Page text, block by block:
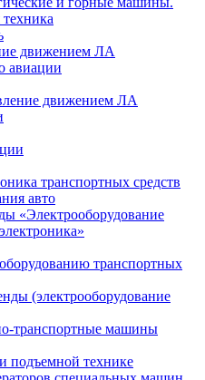
движением ЛА
авиации
движением ЛА
транспортных средств
авто
«Электрооборудование
транспортных
(электрооборудование
транспортные машины
подъемной технике